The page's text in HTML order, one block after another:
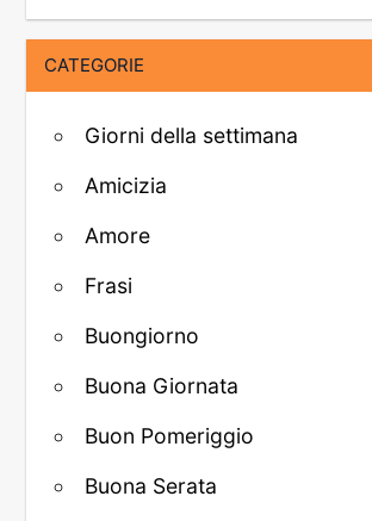
CATEGORIE
Giorni della settimana
Amicizia
Amore
Frasi
Buongiorno
Buona Giornata
Buon Pomeriggio
Buona Serata